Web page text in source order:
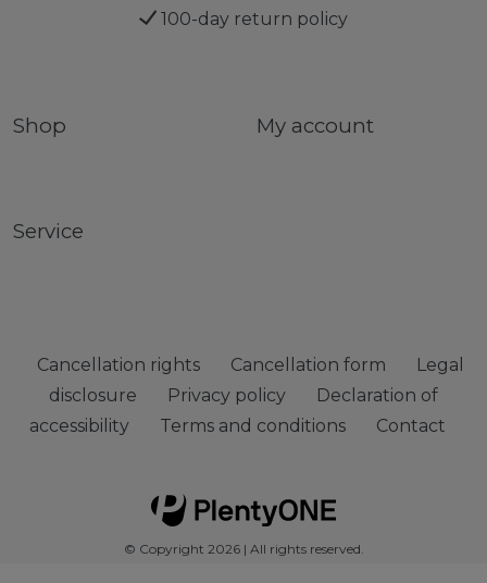
100-day return policy
Shop My account
Service
Cancellation rights Cancellation form
Legal
disclosure
Privacy policy
Declaration of
accessibility
Terms and conditions Contact
© Copyright 2026 | All rights reserved.